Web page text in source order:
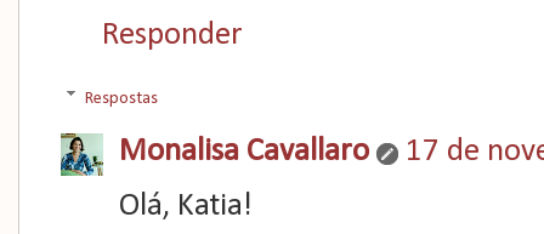
Responder
Respostas
Monalisa Cavallaro
17 de
Olá, Katia!